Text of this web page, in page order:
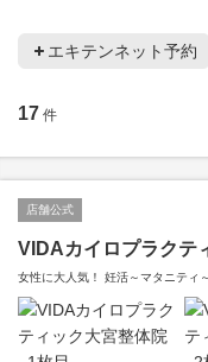
エキテンネット予約
17 件
店舗公式
VIDAカイロプラクテ
女性に大人気！ 妊活～マタニティ